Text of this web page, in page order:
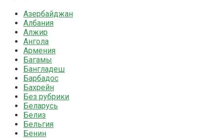
Азербайджан
Албания
Алжир
Ангола
Армения
Багамы
Бангладеш
Барбадос
Бахрейн
Без рубрики
Беларусь
Белиз
Бельгия
Бенин